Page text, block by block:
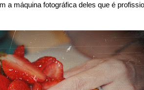
a máquina fotográfica deles que é